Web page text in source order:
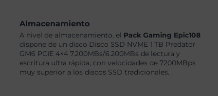
Almacenamiento
A nivel de almacenamiento, el Pack Gaming Epic108
dispone de un disco Disco SSD NVME 1 TB Predator
GM6 PCIE 4×4 7.200MBs/6.200MBs de lectura y
escritura ultra rápida, con velocidades de 7200MBps
muy superior a los discos SSD tradicionales. .